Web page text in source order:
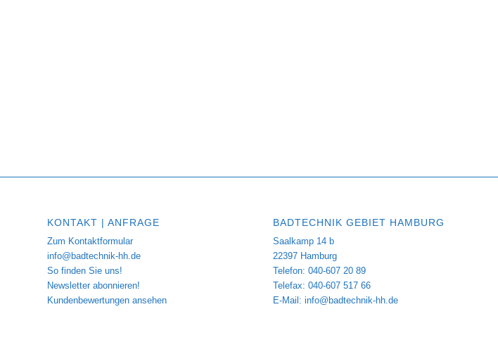
KONTAKT | ANFRAGE
Zum Kontaktformular
info@badtechnik-hh.de
So finden Sie uns!
Newsletter abonnieren!
Kundenbewertungen ansehen
BADTECHNIK GEBIET HAMBURG
Saalkamp 14 b
22397 Hamburg
Telefon: 040-607 20 89
Telefax: 040-607 517 66
E-Mail: info@badtechnik-hh.de